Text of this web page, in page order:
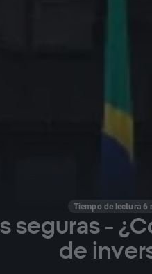
Tiempo de lectura 6
seguras -
de